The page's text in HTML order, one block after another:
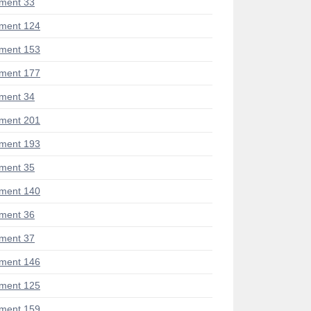
124
153
177
34
201
193
35
140
36
37
146
125